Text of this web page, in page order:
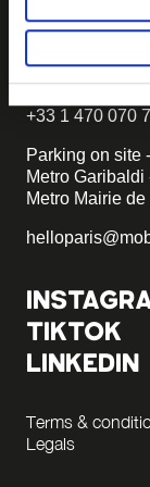
92 rooms with
+33 1 470 070
Parking on site
Metro
Metro Mairie
TIKTOK
LINKEDIN
Terms &
Legals